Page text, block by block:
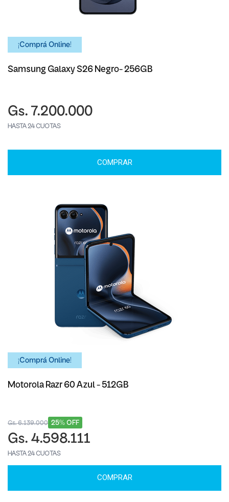
¡Comprá Online!
Samsung Galaxy S26 Negro- 256GB
Gs. 7.200.000
HASTA 24 CUOTAS
COMPRAR
¡Comprá Online!
Motorola Razr 60 Azul - 512GB
25% OFF
Gs. 6.139.000
Gs. 4.598.111
HASTA 24 CUOTAS
COMPRAR